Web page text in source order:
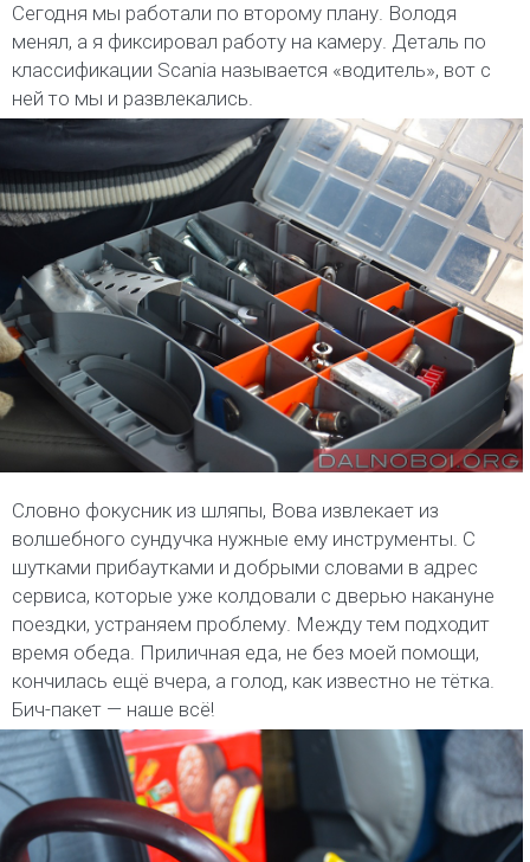
Сегодня мы работали по второму плану. Володя
менял, а я фиксировал работу на камеру. Деталь по
классификации Scania называется «водитель», вот с
ней то мы и развлекались.
Словно фокусник из шляпы, Вова извлекает из
волшебного сундучка нужные ему инструменты. С
шутками прибаутками и добрыми словами в адрес
сервиса, которые уже колдовали с дверью накануне
поездки, устраняем проблему. Между тем подходит
время обеда. Приличная еда, не без моей помощи,
кончилась ещё вчера, а голод, как известно не тётка.
Бич-пакет — наше всё!